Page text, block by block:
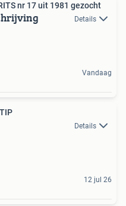
nr 17 uit 1981 gezocht
Details
Vandaag
Details
12 jul 26